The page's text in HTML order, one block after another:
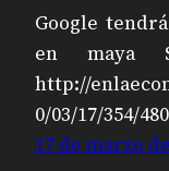
Google
en maya
http://
0/03/17/354/
17 de marzo